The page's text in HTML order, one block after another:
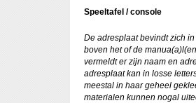
Speeltafel / console
De adresplaat bevindt zich
boven het of de
vermeldt er zijn naam en
adresplaat kan in losse
meestal in haar geheel
materialen kunnen nogal